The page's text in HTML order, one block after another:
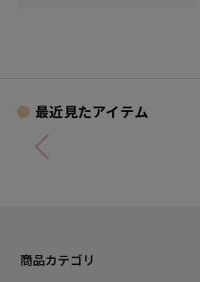
最近見たアイテム
商品カテゴリ